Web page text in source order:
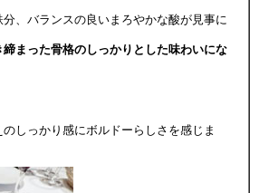
、バランスの良いまろやかな酸が見事に
締まった骨格のしっかりとした味わいにな
しっかり感にボルドーらしさを感じま